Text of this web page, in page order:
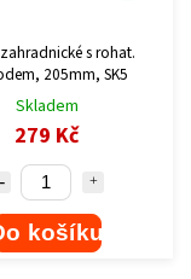
s rohat.
205mm, SK5
Skladem
279 Kč
košíku